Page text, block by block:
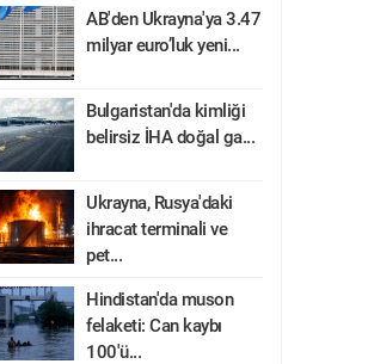
AB'den Ukrayna'ya 3.47
milyar euro’luk yeni...
Bulgaristan'da kimliği
belirsiz İHA doğal ga...
Ukrayna, Rusya'daki
ihracat terminali ve
pet...
Hindistan'da muson
felaketi: Can kaybı
100'ü...